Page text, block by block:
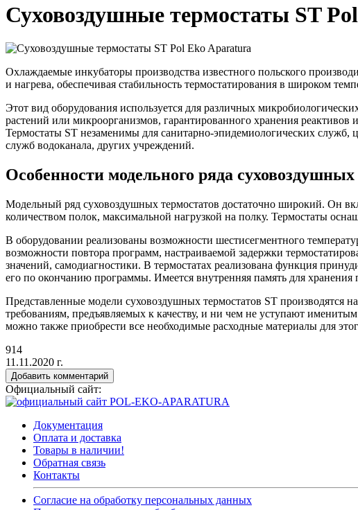
Суховоздушные термостаты ST
Охлаждаемые инкубаторы производства известного польского
и нагрева, обеспечивая стабильность термостатирования в широком
Этот вид оборудования используется для различных
растений или микроорганизмов, гарантированного хранения реактивов
Термостаты ST незаменимы для санитарно-эпидемиологических
служб водоканала, других учреждений.
Особенности модельного ряда суховоздушных
Модельный ряд суховоздушных термостатов достаточно широкий. Он
количеством полок, максимальной нагрузкой на полку. Термостаты
В оборудовании реализованы возможности шестисегментного
возможности повтора программ, настраиваемой задержки
значений, самодиагностики. В термостатах реализована функция
его по окончанию программы. Имеется внутренняя память для хранения
Представленные модели суховоздушных термостатов ST производятся
требованиям, предъявляемых к качеству, и ни чем не уступают
можно также приобрести все необходимые расходные материалы для
914
11.11.2020 г.
Добавить комментарий
Официальный сайт:
Документация
Оплата и доставка
Товары в наличии!
Обратная связь
Контакты
Согласие на обработку персональных данных